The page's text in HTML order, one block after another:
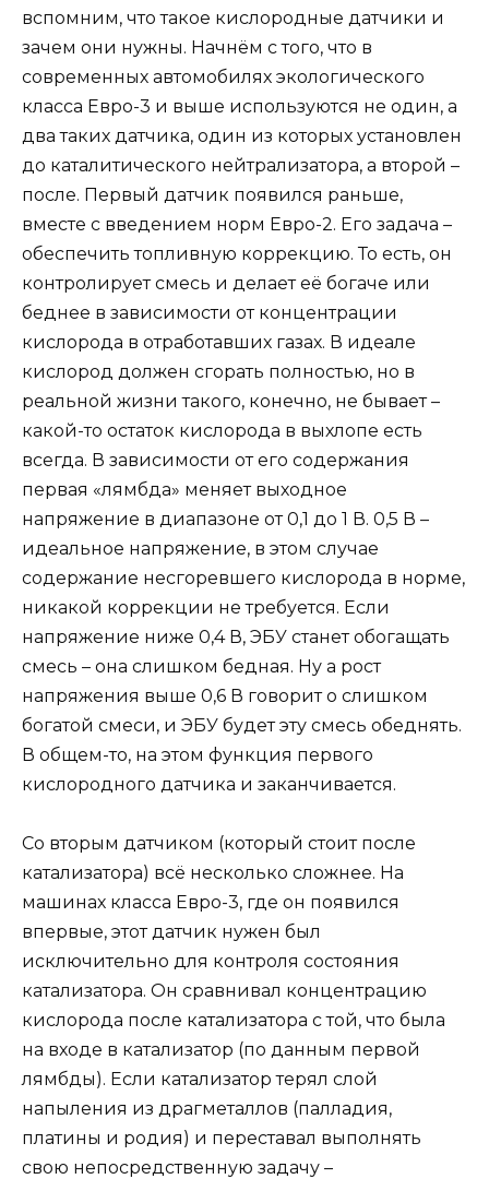
вспомним, что такое кислородные датчики и
зачем они нужны. Начнём с того, что в
современных автомобилях экологического
класса Евро-3 и выше используются не один, а
два таких датчика, один из которых установлен
до каталитического нейтрализатора, а второй –
после. Первый датчик появился раньше,
вместе с введением норм Евро-2. Его задача –
обеспечить топливную коррекцию. То есть, он
контролирует смесь и делает её богаче или
беднее в зависимости от концентрации
кислорода в отработавших газах. В идеале
кислород должен сгорать полностью, но в
реальной жизни такого, конечно, не бывает –
какой-то остаток кислорода в выхлопе есть
всегда. В зависимости от его содержания
первая «лямбда» меняет выходное
напряжение в диапазоне от 0,1 до 1 В. 0,5 В –
идеальное напряжение, в этом случае
содержание несгоревшего кислорода в норме,
никакой коррекции не требуется. Если
напряжение ниже 0,4 В, ЭБУ станет обогащать
смесь – она слишком бедная. Ну а рост
напряжения выше 0,6 В говорит о слишком
богатой смеси, и ЭБУ будет эту смесь обеднять.
В общем-то, на этом функция первого
кислородного датчика и заканчивается.
Со вторым датчиком (который стоит после
катализатора) всё несколько сложнее. На
машинах класса Евро-3, где он появился
впервые, этот датчик нужен был
исключительно для контроля состояния
катализатора. Он сравнивал концентрацию
кислорода после катализатора с той, что была
на входе в катализатор (по данным первой
лямбды). Если катализатор терял слой
напыления из драгметаллов (палладия,
платины и родия) и переставал выполнять
свою непосредственную задачу –